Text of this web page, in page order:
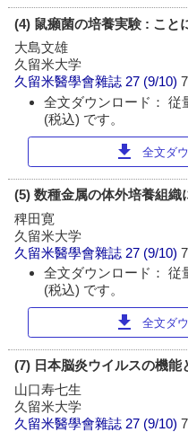
(4) 鼠癩菌の培養実験 : こと
大島文雄
久留米大学
久留米醫學會雜誌 27 (9/10)
全文ダウンロード： 従
(税込) です。
download 全文ダ
(5) 数種金属の体外培養組織
稗田寛
久留米大学
久留米醫學會雜誌 27 (9/10)
全文ダウンロード： 従
(税込) です。
download 全文ダ
(7) 日本脳炎ウイルスの機能
山口寿七生
久留米大学
久留米醫學會雜誌 27 (9/10)